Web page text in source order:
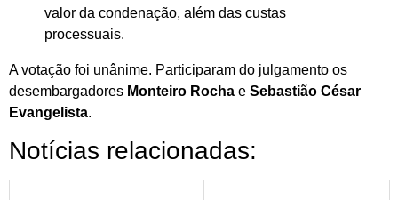
valor da condenação, além das custas
processuais.
A votação foi unânime. Participaram do julgamento os
desembargadores Monteiro Rocha e Sebastião César
Evangelista.
Notícias relacionadas: